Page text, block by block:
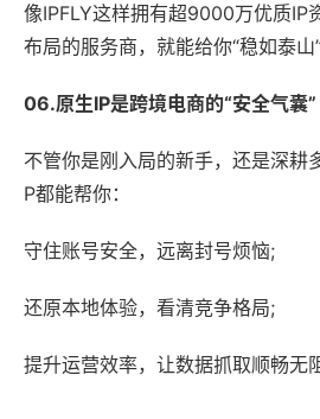
像IPFLY这样拥有超9000万优质IP
布局的服务商，就能给你“稳如泰山
06.原生IP是跨境电商的“安全气囊”
不管你是刚入局的新手，还是深耕
P都能帮你：
守住账号安全，远离封号烦恼;
还原本地体验，看清竞争格局;
提升运营效率，让数据抓取顺畅无阻